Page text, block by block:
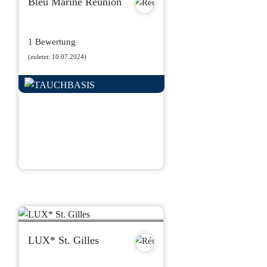
1 Bewertung
(zuletzt: 10.07.2024)
LUX* St. Gilles